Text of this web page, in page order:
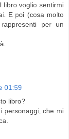
libro voglio sentirmi
E poi (cosa molto
per un
01:59
libro?
personaggi, che mi